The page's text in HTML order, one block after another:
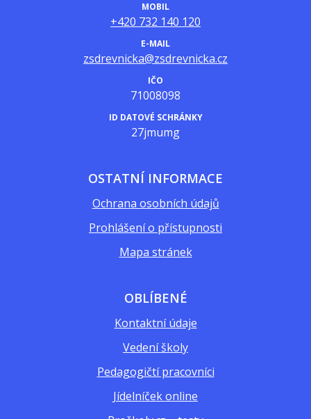
MOBIL
+420 732 140 120
E-MAIL
zsdrevnicka@zsdrevnicka.cz
IČO
71008098
ID DATOVÉ SCHRÁNKY
27jmumg
OSTATNÍ INFORMACE
Ochrana osobních údajů
Prohlášení o přístupnosti
Mapa stránek
OBLÍBENÉ
Kontaktní údaje
Vedení školy
Pedagogičtí pracovníci
Jídelníček online